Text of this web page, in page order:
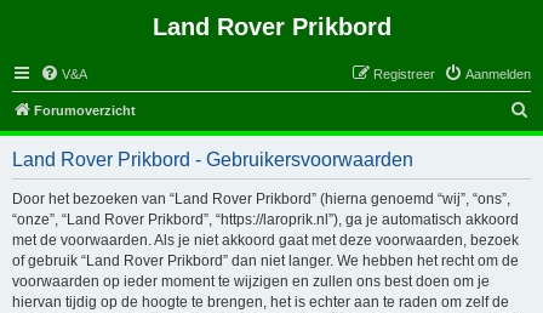
Land Rover Prikbord
V&A Aanmelden
Registreer
Forumoverzicht
o
Land Rover Prikbord - Gebruikersvoorwaarden
Door het bezoeken van “Land Rover Prikbord” (hierna genoemd “wij”, “ons”,
“onze”, “Land Rover Prikbord”, “https://laroprik.nl”), ga je automatisch akkoord
met de voorwaarden. Als je niet akkoord gaat met deze voorwaarden, bezoek
of gebruik “Land Rover Prikbord” dan niet langer. We hebben het recht om de
voorwaarden op ieder moment te wijzigen en zullen ons best doen om je
hiervan tijdig op de hoogte te brengen, het is echter aan te raden om zelf de